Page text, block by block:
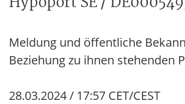
Meldung und öffentliche
Beziehung zu ihnen stehenden
28.03.2024 / 17:57 CET/CEST